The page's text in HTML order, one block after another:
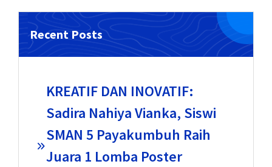
Recent Posts
KREATIF DAN INOVATIF:
Sadira Nahiya Vianka, Siswi
SMAN 5 Payakumbuh Raih
Juara 1 Lomba Poster